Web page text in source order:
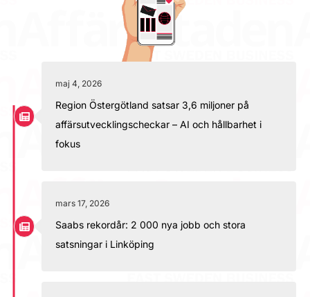
maj 4, 2026
Region Östergötland satsar 3,6 miljoner på
affärsutvecklingscheckar – AI och hållbarhet i
fokus
mars 17, 2026
Saabs rekordår: 2 000 nya jobb och stora
satsningar i Linköping